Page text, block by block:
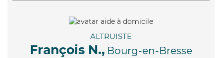
ALTRUISTE
François N., Bourg-en-Bresse